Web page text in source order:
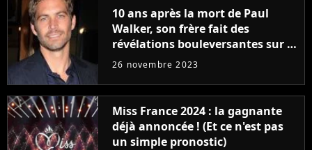
10 ans après la mort de Paul
Walker, son frère fait des
révélations bouleversantes sur la
réaction des acteurs de Fast and
26 novembre 2023
Miss France 2024 : la gagnante
déjà annoncée ! (Et ce n'est pas
un simple pronostic)